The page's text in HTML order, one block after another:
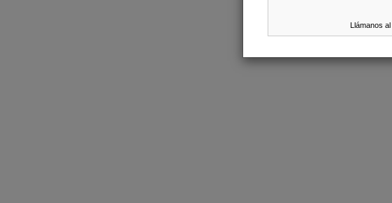
Llámanos al